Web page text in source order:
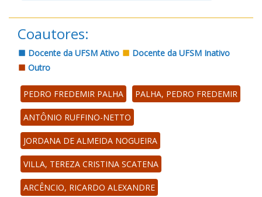
Coautores:
Docente da UFSM Ativo
Docente da UFSM Inativo
Outro
PEDRO FREDEMIR PALHA PALHA, PEDRO FREDEMIR
ANTÔNIO RUFFINO-NETTO
JORDANA DE ALMEIDA NOGUEIRA
VILLA, TEREZA CRISTINA SCATENA
ARCÊNCIO, RICARDO ALEXANDRE